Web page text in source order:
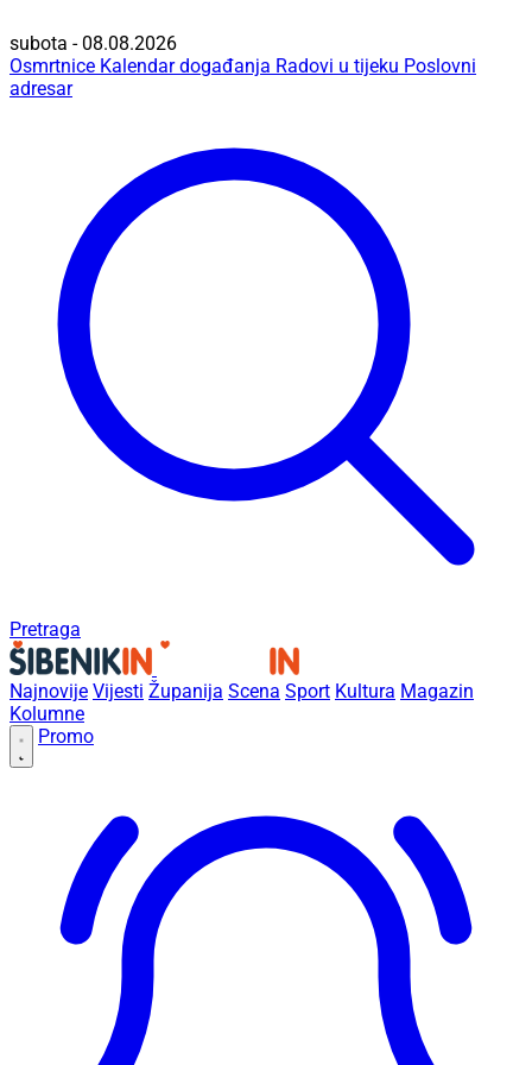
subota - 08.08.2026
Osmrtnice Kalendar događanja Radovi u tijeku Poslovni
adresar
Pretraga
Najnovije Vijesti Županija Scena Sport Kultura Magazin
Kolumne
Promo